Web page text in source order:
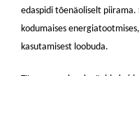
edaspidi tõenäoliselt
kodumaises
kasutamisest loobuda.
Täna on veel raske öelda